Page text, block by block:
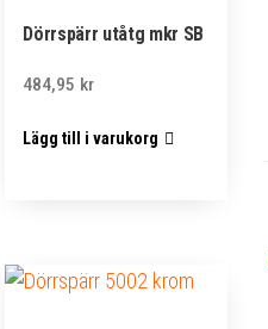
Dörrspärr utåtg mkr SB
484,95 kr
Lägg till i varukorg